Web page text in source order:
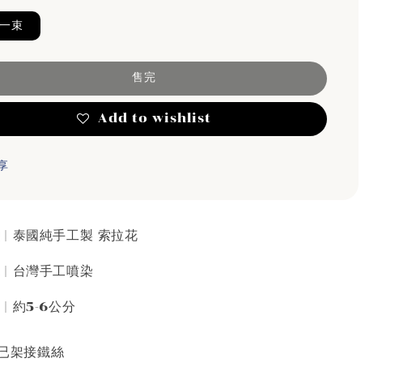
束
售完
Add to wishlist
| 泰國純手工製 索拉花
台灣手工噴染
| 約5-6公分
架接鐵絲